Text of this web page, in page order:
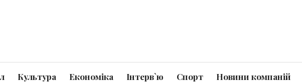
Культура Економіка Інтерв`ю Спорт Новини компаній